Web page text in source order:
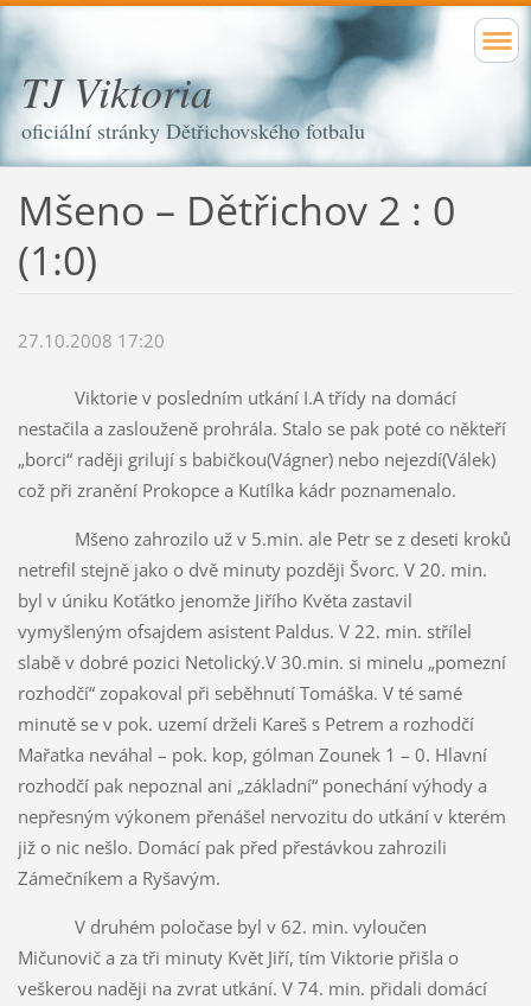
TJ Viktoria
oficiální stránky Dětřichovského fotbalu
Mšeno – Dětřichov 2 : 0
(1:0)
27.10.2008 17:20
Viktorie v posledním utkání I.A třídy na domácí
nestačila a zaslouženě prohrála. Stalo se pak poté co někteří
„borci“ raději grilují s babičkou(Vágner) nebo nejezdí(Válek)
což při zranění Prokopce a Kutílka kádr poznamenalo.
Mšeno zahrozilo už v 5.min. ale Petr se z deseti kroků
netrefil stejně jako o dvě minuty později Švorc. V 20. min.
byl v úniku Koťátko jenomže Jiřího Květa zastavil
vymyšleným ofsajdem asistent Paldus. V 22. min. střílel
slabě v dobré pozici Netolický.V 30.min. si minelu „pomezní
rozhodčí“ zopakoval při seběhnutí Tomáška. V té samé
minutě se v pok. uzemí drželi Kareš s Petrem a rozhodčí
Mařatka neváhal – pok. kop, gólman Zounek 1 – 0. Hlavní
rozhodčí pak nepoznal ani „základní“ ponechání výhody a
nepřesným výkonem přenášel nervozitu do utkání v kterém
již o nic nešlo. Domácí pak před přestávkou zahrozili
Zámečníkem a Ryšavým.
V druhém poločase byl v 62. min. vyloučen
Mičunovič a za tři minuty Květ Jiří, tím Viktorie přišla o
veškerou naději na zvrat utkání. V 74. min. přidali domácí